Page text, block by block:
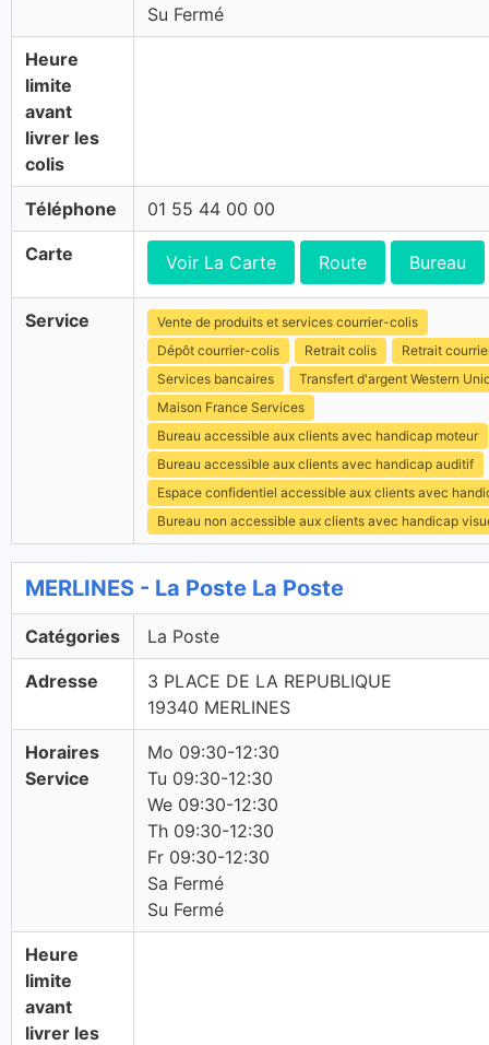
Su Fermé
Heure
limite
avant
livrer les
colis
Téléphone 01 55 44 00 00
Carte Voir La Carte Route Bureau
Service
Vente de produits et services courrier-colis
Dépôt courrier-colis
Retrait colis
Retrait
Services bancaires
Transfert d'argent Western
Maison France Services
Bureau accessible aux clients avec handicap moteur
Bureau accessible aux clients avec handicap auditif
Espace confidentiel accessible aux clients avec
Bureau non accessible aux clients avec handicap
MERLINES - La Poste La Poste
Catégories La Poste
Adresse
3 PLACE DE LA REPUBLIQUE
19340 MERLINES
Horaires
Service
Mo 09:30-12:30
Tu 09:30-12:30
We 09:30-12:30
Th 09:30-12:30
Fr 09:30-12:30
Sa Fermé
Su Fermé
Heure
limite
avant
livrer les